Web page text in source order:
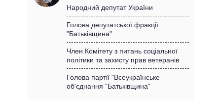
ОГЛЯДИ
ДАЙДЖЕСТИ
ПРЕЗИДЕНТ І ОФІС
КАБІНЕТ МІНІСТРІВ
ГОЛОВИ ОБЛАДМІНІСТРАЦІЙ
МЕРИ МІСТ
ВСІ ПЕРСОНИ
ВІДЕО
ПІДТРИМАТИ
ПОРІВНЯННЯ ПОЛІТИКІВ
Народний депутат України
Голова депутатської фракції
"Батьківщина"
Член Комітету з питань соціальної
політики та захисту прав ветеранів
Голова партії "Всеукраїнське
об'єднання "Батьківщина"